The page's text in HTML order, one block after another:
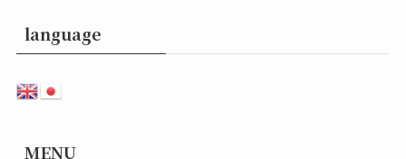
language
MENU